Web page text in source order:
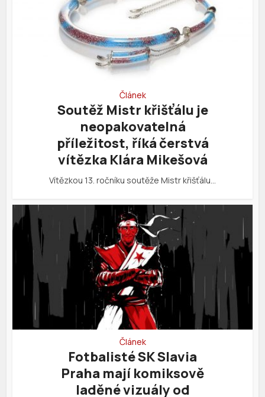
Článek
Soutěž Mistr křišťálu je
neopakovatelná
příležitost, říká čerstvá
vítězka Klára Mikešová
Vítězkou 13. ročníku soutěže Mistr křišťálu…
Článek
Fotbalisté SK Slavia
Praha mají komiksově
laděné vizuály od